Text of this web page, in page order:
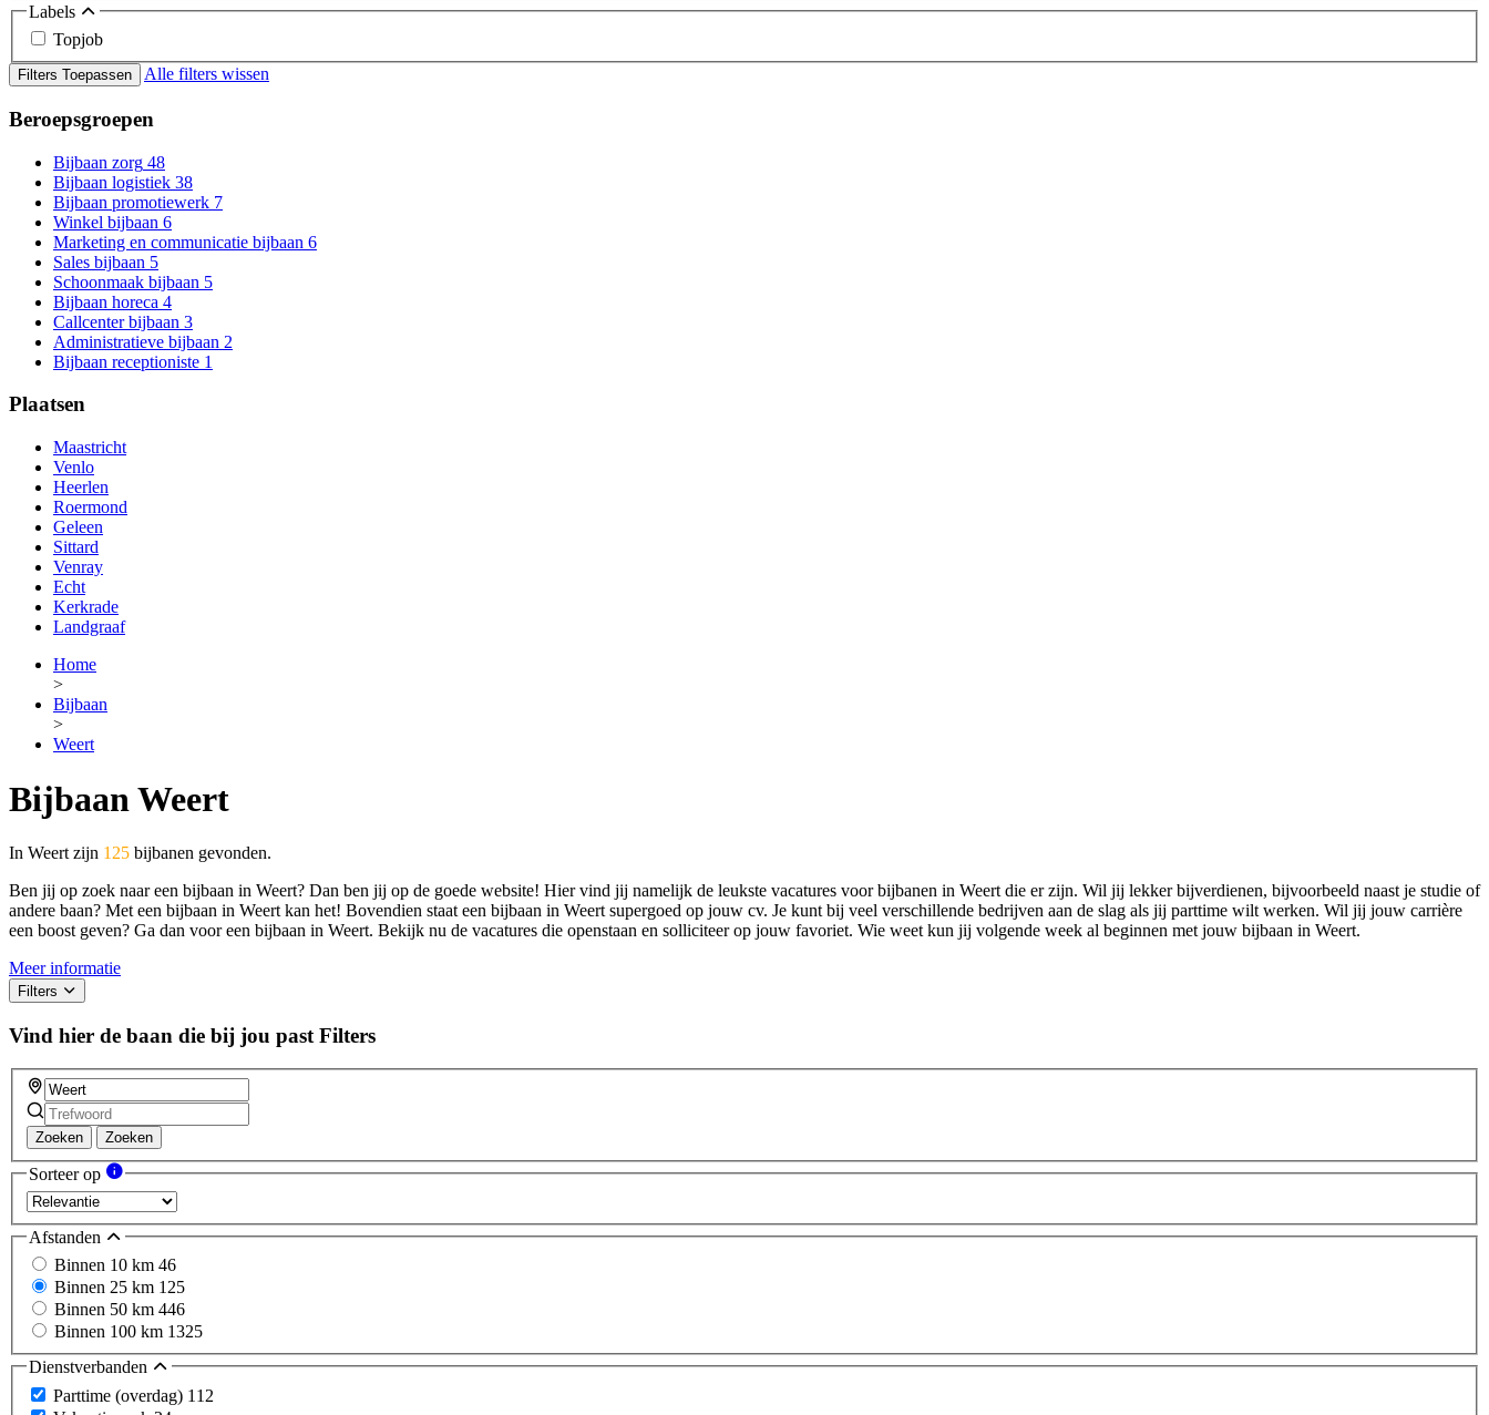
Labels
Topjob
Filters Toepassen Alle filters wissen
Beroepsgroepen
Bijbaan zorg 48
Bijbaan logistiek 38
Bijbaan promotiewerk 7
Winkel bijbaan 6
Marketing en communicatie bijbaan 6
Sales bijbaan 5
Schoonmaak bijbaan 5
Bijbaan horeca 4
Callcenter bijbaan 3
Administratieve bijbaan 2
Bijbaan receptioniste 1
Plaatsen
Maastricht
Venlo
Heerlen
Roermond
Geleen
Sittard
Venray
Echt
Kerkrade
Landgraaf
Home
>
Bijbaan
>
Weert
Bijbaan Weert
In Weert zijn 125 bijbanen gevonden.
Ben jij op zoek naar een bijbaan in Weert? Dan ben jij op de goede website! Hier vind jij namelijk de leukste vacatures voor bijbanen in Weert die er zijn. Wil jij lekker bijverdienen, bijvoorbeeld naast je studie of
andere baan? Met een bijbaan in Weert kan het! Bovendien staat een bijbaan in Weert supergoed op jouw cv. Je kunt bij veel verschillende bedrijven aan de slag als jij parttime wilt werken. Wil jij jouw carrière
een boost geven? Ga dan voor een bijbaan in Weert. Bekijk nu de vacatures die openstaan en solliciteer op jouw favoriet. Wie weet kun jij volgende week al beginnen met jouw bijbaan in Weert.
Meer informatie
Filters
Vind hier de baan die bij jou past Filters
Zoeken Zoeken
Sorteer op
Afstanden
Binnen 10 km 46
Binnen 25 km 125
Binnen 50 km 446
Binnen 100 km 1325
Dienstverbanden
Parttime (overdag) 112